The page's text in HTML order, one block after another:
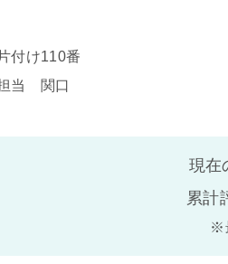
付け110番
当 関口
現在
累計
※